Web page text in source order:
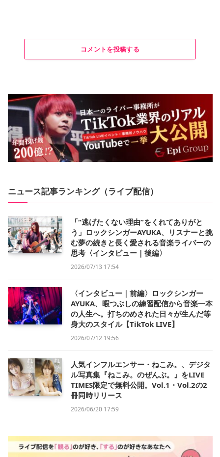
コメントを投稿する
ニュース記事ランキング（ライブ配信）
「“逃げたくない理由”をくれてありがと
う」ロックシンガーAYUKA、リスナーと挑
む夢の続きと長く愛される音楽ライバーの
思考〈インタビュー｜後編〉
2026/07/13 17:54
〈インタビュー｜前編〉ロックシンガー
AYUKA、暇つぶしの練習配信から音楽一本
の人生へ。打ちのめされた日々が生んだ等
身大のスタイル【TikTok LIVE】
2026/07/12 19:56
人気インフルエンサー・ねこみ。、デジタ
ル写真集『ねこみ。のぜんぶ。』をLIVE
TIMES限定で無料公開。Vol.1・Vol.2の2
冊同時リリース
2026/06/20 17:59